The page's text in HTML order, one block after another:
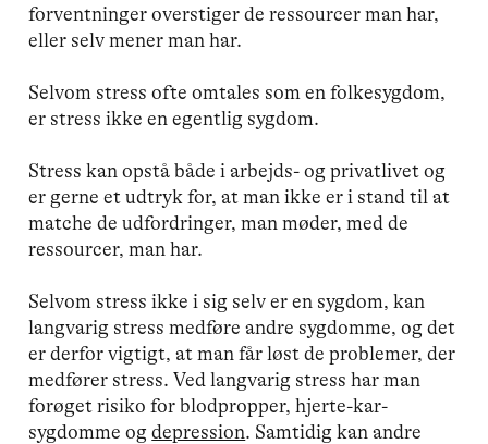
forventninger overstiger de ressourcer man har,
eller selv mener man har.
Selvom stress ofte omtales som en folkesygdom,
er stress ikke en egentlig sygdom.
Stress kan opstå både i arbejds- og privatlivet og
er gerne et udtryk for, at man ikke er i stand til at
matche de udfordringer, man møder, med de
ressourcer, man har.
Selvom stress ikke i sig selv er en sygdom, kan
langvarig stress medføre andre sygdomme, og det
er derfor vigtigt, at man får løst de problemer, der
medfører stress. Ved langvarig stress har man
forøget risiko for blodpropper, hjerte-kar-
sygdomme ogdepression. Samtidig kan andre